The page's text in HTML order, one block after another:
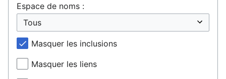
Espace de noms :
Masquer les inclusions
Masquer les liens